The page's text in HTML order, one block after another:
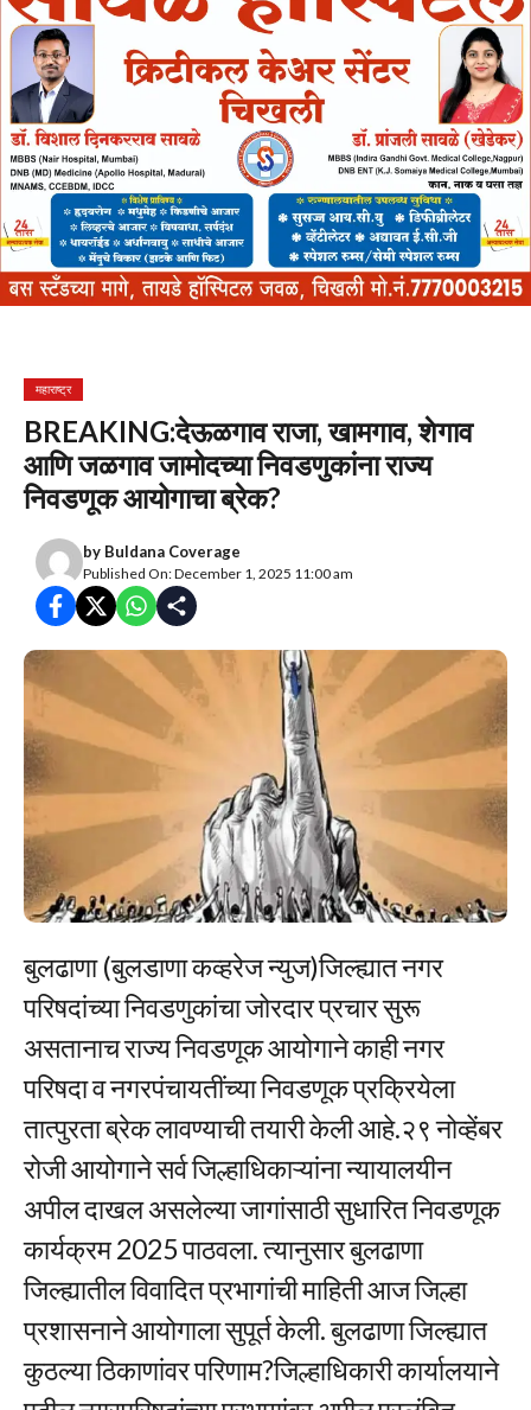
महाराष्ट्र
BREAKING:देऊळगाव राजा, खामगाव, शेगाव
आणि जळगाव जामोदच्या निवडणुकांना राज्य
निवडणूक आयोगाचा ब्रेक?
by Buldana Coverage
Published On: December 1, 2025 11:00 am
बुलढाणा (बुलडाणा कव्हरेज न्युज)जिल्ह्यात नगर
परिषदांच्या निवडणुकांचा जोरदार प्रचार सुरू
असतानाच राज्य निवडणूक आयोगाने काही नगर
परिषदा व नगरपंचायतींच्या निवडणूक प्रक्रियेला
तात्पुरता ब्रेक लावण्याची तयारी केली आहे.२९ नोव्हेंबर
रोजी आयोगाने सर्व जिल्हाधिकाऱ्यांना न्यायालयीन
अपील दाखल असलेल्या जागांसाठी सुधारित निवडणूक
कार्यक्रम 2025 पाठवला. त्यानुसार बुलढाणा
जिल्ह्यातील विवादित प्रभागांची माहिती आज जिल्हा
प्रशासनाने आयोगाला सुपूर्त केली. बुलढाणा जिल्ह्यात
कुठल्या ठिकाणांवर परिणाम?जिल्हाधिकारी कार्यालयाने